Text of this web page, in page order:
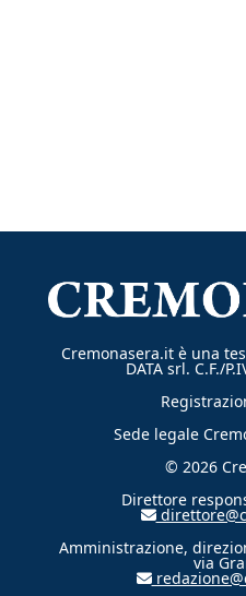
Cremonasera.it è una
DATA srl. C.F./
Sede legale
© 2026
Direttore
Amministrazione,
via